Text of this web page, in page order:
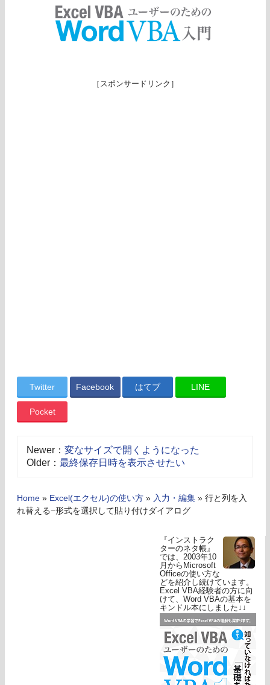
［スポンサードリンク］
Twitter Facebook はてブ LINE
Pocket
Newer： 変なサイズで開くようになった
Older： 最終保存日時を表示させたい
Home » Excel(エクセル)の使い方 » 入力・編集 » 行と列を入
れ替える−形式を選択して貼り付けダイアログ
『インストラク
ターのネタ帳』
では、2003年10
月からMicrosoft
Officeの使い方な
どを紹介し続けています。
Excel VBA経験者の方に向
けて、Word VBAの基本を
キンドル本にしました↓↓